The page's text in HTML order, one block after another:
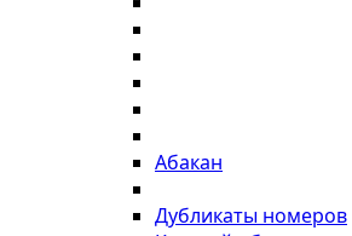
Абакан
Дубликаты номеров